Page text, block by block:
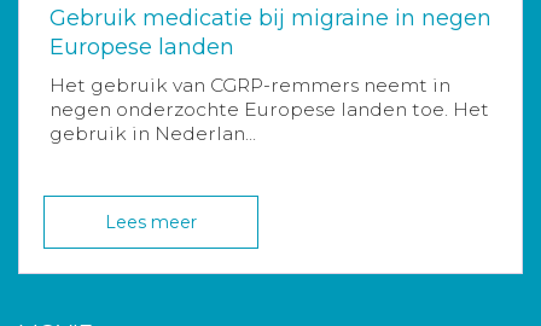
Gebruik medicatie bij migraine in negen
Europese landen
Het gebruik van CGRP-remmers neemt in
negen onderzochte Europese landen toe. Het
gebruik in Nederlan...
Lees meer